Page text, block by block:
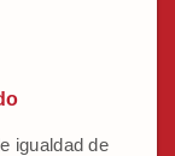
igualdad de